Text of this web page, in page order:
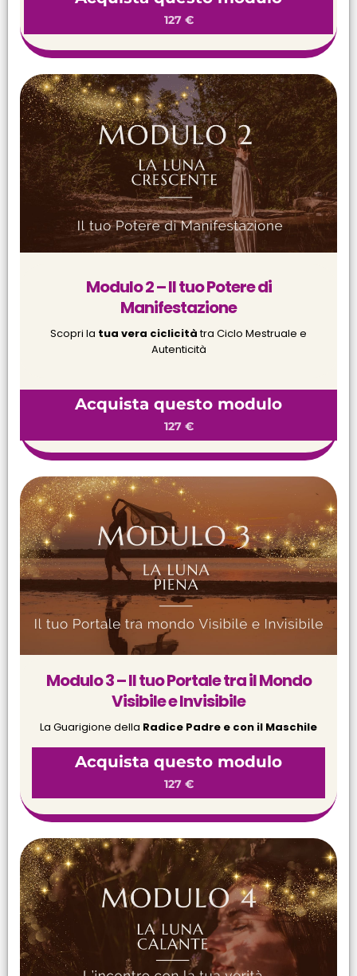
127 €
Modulo 2 – Il tuo Potere di
Manifestazione
Scopri la tua vera ciclicitàtra Ciclo Mestruale e
Autenticità
Acquista questo modulo
127 €
Modulo 3 – Il tuo Portale tra il Mondo
Visibile e Invisibile
La Guarigione della Radice Padre e con il Maschile
Acquista questo modulo
127 €